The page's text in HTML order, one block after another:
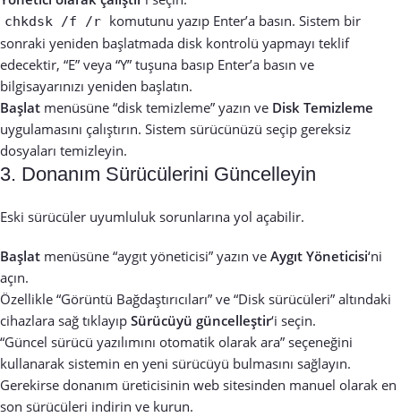
chkdsk /f /r komutunu yazıp Enter’a basın. Sistem bir
sonraki yeniden başlatmada disk kontrolü yapmayı teklif
edecektir, “E” veya “Y” tuşuna basıp Enter’a basın ve
bilgisayarınızı yeniden başlatın.
Başlat menüsüne “disk temizleme” yazın ve Disk Temizleme
uygulamasını çalıştırın. Sistem sürücünüzü seçip gereksiz
dosyaları temizleyin.
3. Donanım Sürücülerini Güncelleyin
Eski sürücüler uyumluluk sorunlarına yol açabilir.
Başlat menüsüne “aygıt yöneticisi” yazın ve Aygıt Yöneticisi‘ni
açın.
Özellikle “Görüntü Bağdaştırıcıları” ve “Disk sürücüleri” altındaki
cihazlara sağ tıklayıp Sürücüyü güncelleştir‘i seçin.
“Güncel sürücü yazılımını otomatik olarak ara” seçeneğini
kullanarak sistemin en yeni sürücüyü bulmasını sağlayın.
Gerekirse donanım üreticisinin web sitesinden manuel olarak en
son sürücüleri indirin ve kurun.